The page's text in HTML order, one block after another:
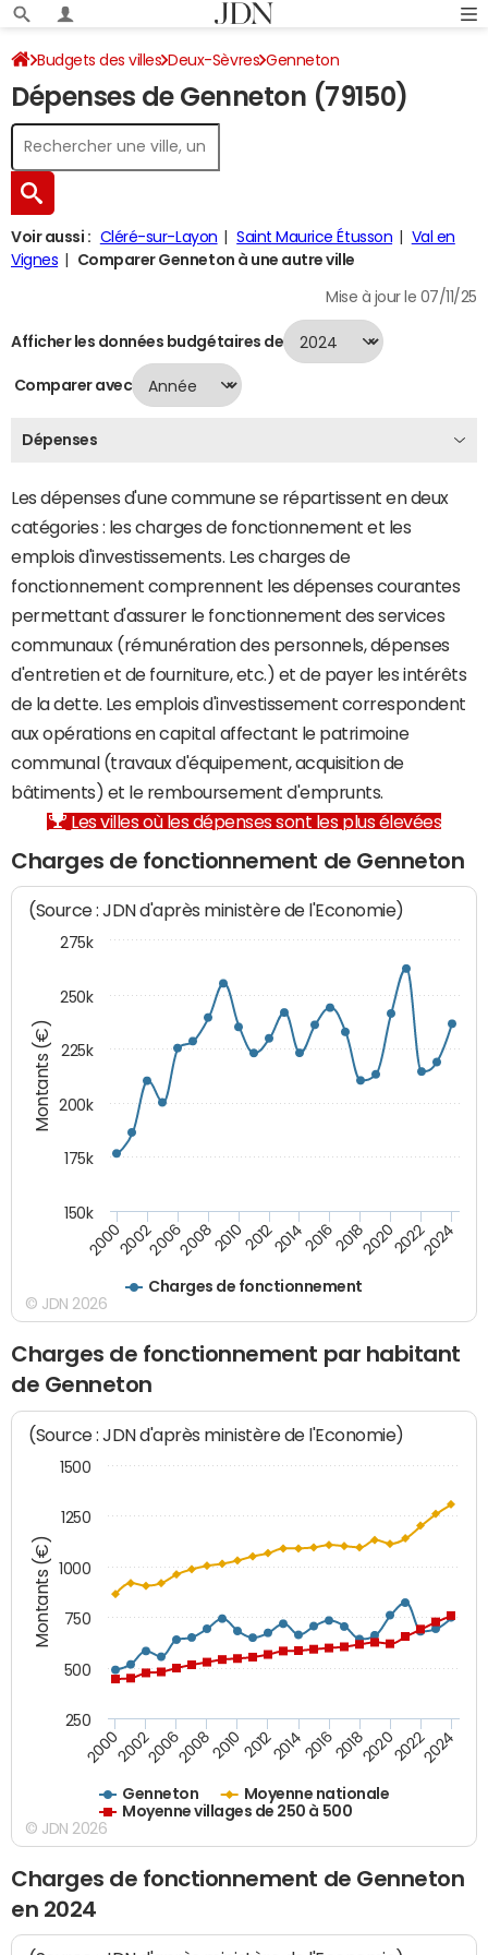
Budgets des villes Deux-Sèvres Genneton
Dépenses 2024
Dépenses de Genneton (79150)
Voir aussi : Cléré-sur-Layon Saint Maurice Étusson
Val en
Vignes
Comparer Genneton à une autre ville
Mise à jour le 07/11/25
Afficher les données budgétaires de
Comparer avec
Dépenses
Les dépenses d'une commune se répartissent en deux
catégories : les charges de fonctionnement et les
emplois d'investissements. Les charges de
fonctionnement comprennent les dépenses courantes
permettant d'assurer le fonctionnement des services
communaux (rémunération des personnels, dépenses
d'entretien et de fourniture, etc.) et de payer les intérêts
de la dette. Les emplois d'investissement correspondent
aux opérations en capital affectant le patrimoine
communal (travaux d'équipement, acquisition de
bâtiments) et le remboursement d'emprunts.
Les villes où les dépenses sont les plus élevées
Charges de fonctionnement de Genneton
Montants (€)
(Source : JDN d'après ministère de l'Economie)
Charges de fonctionnement
200020022006200820102012201420162018202020222024
150k
175k
200k
225k
250k
275k
© JDN 2026
Charges de fonctionnement par habitant
de Genneton
Montants (€)
(Source : JDN d'après ministère de l'Economie)
Genneton
Moyenne nationale
Moyenne villages de 250 à 500
200020022006200820102012201420162018202020222024
250
500
750
1000
1250
1500
© JDN 2026
Charges de fonctionnement de Genneton
en 2024